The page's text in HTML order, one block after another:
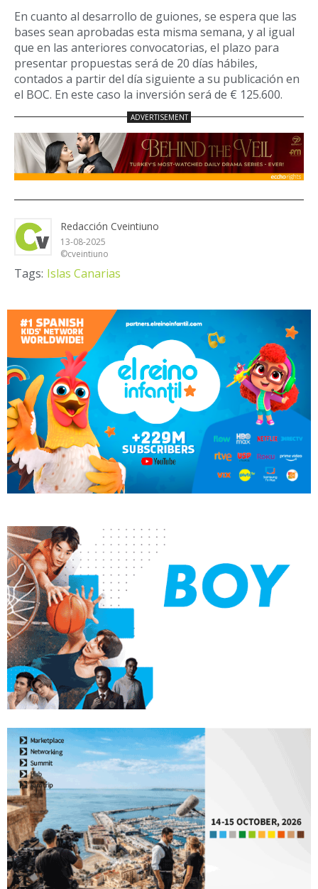
En cuanto al desarrollo de guiones, se espera que las
bases sean aprobadas esta misma semana, y al igual
que en las anteriores convocatorias, el plazo para
presentar propuestas será de 20 días hábiles,
contados a partir del día siguiente a su publicación en
el BOC. En este caso la inversión será de € 125.600.
Redacción Cveintiuno
13-08-2025
©cveintiuno
Tags: Islas Canarias